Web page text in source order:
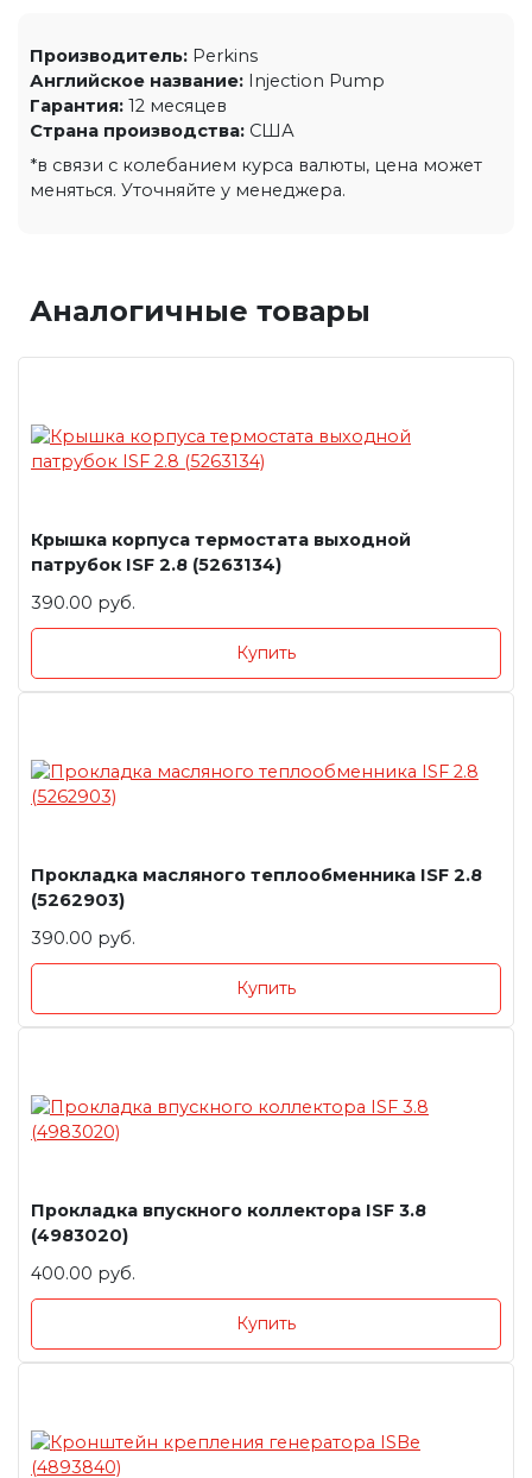
Производитель: Perkins
Английское название: Injection Pump
Гарантия: 12 месяцев
Страна производства: США
*в связи с колебанием курса валюты, цена может
меняться. Уточняйте у менеджера.
Аналогичные товары
Крышка корпуса термостата выходной
патрубок ISF 2.8 (5263134)
390.00 руб.
Купить
Прокладка масляного теплообменника ISF 2.8
(5262903)
390.00 руб.
Купить
Прокладка впускного коллектора ISF 3.8
(4983020)
400.00 руб.
Купить